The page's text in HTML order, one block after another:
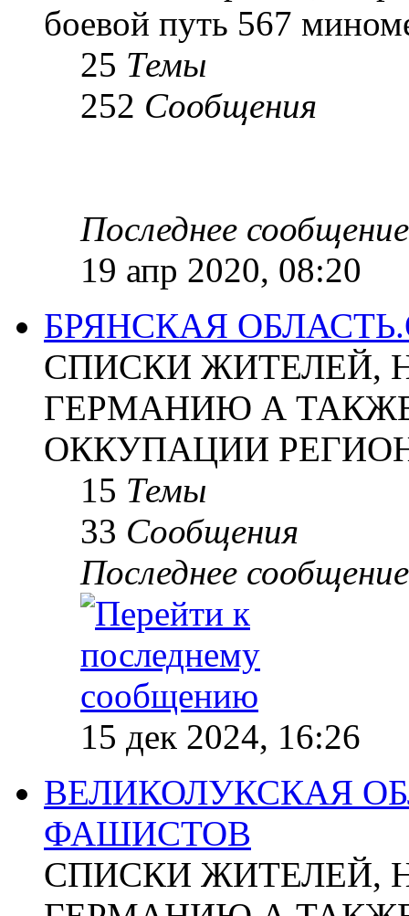
боевой путь 567
25 Темы
252 Сообщения
Последнее сообщение
19 апр 2020, 08:20
БРЯНСКАЯ
СПИСКИ ЖИТЕЛЕЙ,
ГЕРМАНИЮ А
ОККУПАЦИИ
15 Темы
33 Сообщения
Последнее сообщение
15 дек 2024, 16:26
ВЕЛИКОЛУКСКАЯ
ФАШИСТОВ
СПИСКИ ЖИТЕЛЕЙ,